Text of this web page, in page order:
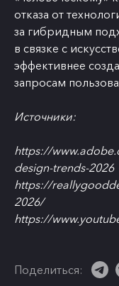
отказа от
за гибридным
в связке с
эффективнее
запросам
Источники:
https://
design-trends-2026
https://
2026/
https://
Поделиться: